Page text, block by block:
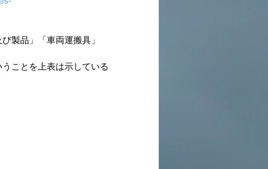
製品」「車両運搬具」
ことを上表は示している